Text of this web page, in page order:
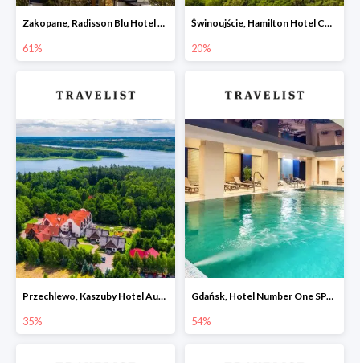
Zakopane, Radisson Blu Hotel & Residences -61%
61%
Świnoujście, Hamilton Hotel Conference SPA & Wellness -20%
20%
Przechlewo, Kaszuby Hotel Aubrecht Country SPA Resort -35%
35%
Gdańsk, Hotel Number One SPA & Wellness by Grano -54%
54%